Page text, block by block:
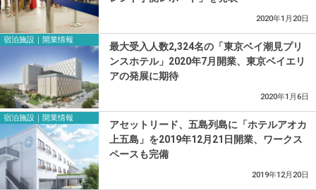
2020年1月20日
宿泊施設｜開業情報
最大受入人数2,324名の「東京ベイ潮見プリ
ンスホテル」2020年7月開業、東京ベイエリ
アの発展に期待
2020年1月6日
宿泊施設｜開業情報
アセットリード、五島列島に「ホテルアオカ
上五島」を2019年12月21日開業、ワークス
ペースも完備
2019年12月20日